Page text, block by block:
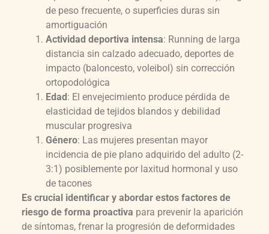
de peso frecuente, o superficies duras sin
amortiguación
Actividad deportiva intensa: Running de larga
distancia sin calzado adecuado, deportes de
impacto (baloncesto, voleibol) sin corrección
ortopodológica
Edad : El envejecimiento produce pérdida de
elasticidad de tejidos blandos y debilidad
muscular progresiva
Género: Las mujeres presentan mayor
incidencia de pie plano adquirido del adulto (2-
3:1) posiblemente por laxitud hormonal y uso
de tacones
Es crucial identificar y abordar estos factores de
riesgo de forma proactiva para prevenir la aparición
de síntomas, frenar la progresión de deformidades